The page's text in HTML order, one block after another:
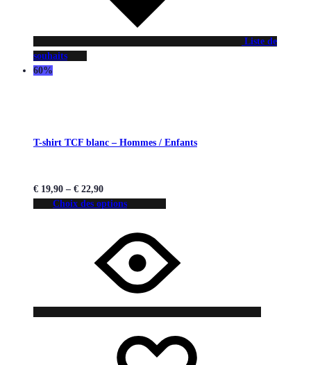
Liste de
souhaits
60%
T-shirt TCF blanc – Hommes / Enfants
€ 19,90 – € 22,90
Choix des options